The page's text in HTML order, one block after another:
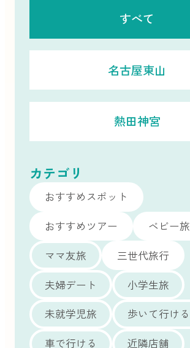
すべて
名古屋東山
熱田神宮
カテゴリ
おすすめスポット
おすすめツアー
ベビー旅
ママ友旅
三世代旅行
夫婦デート
小学生旅
未就学児旅
歩いて行ける
車で行ける
近隣店舗